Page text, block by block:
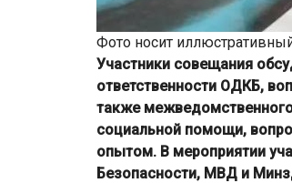
Фото носит
Участники совещания
ответственности ОДКБ,
также
социальной помощи,
опытом. В мероприятии
Безопасности, МВД и